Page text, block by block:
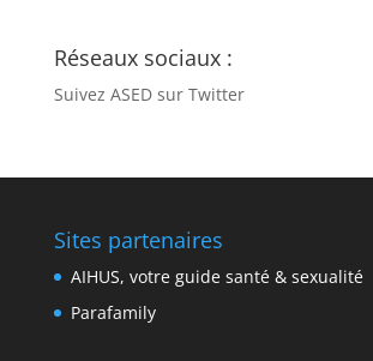
Réseaux sociaux :
Suivez ASED sur Twitter
Sites partenaires
AIHUS, votre guide santé & sexualité
Parafamily